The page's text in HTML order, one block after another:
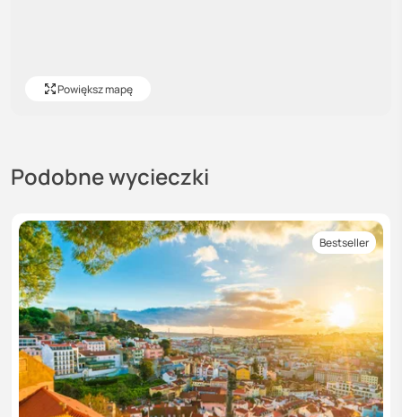
Powiększ mapę
Podobne wycieczki
Bestseller